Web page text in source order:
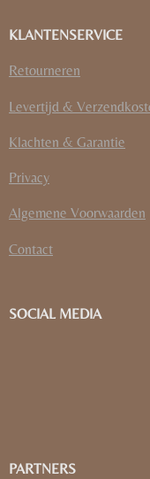
KLANTENSERVICE
Retourneren
Levertijd &
Klachten & Garantie
Privacy
Algemene Voorwaarden
Contact
SOCIAL MEDIA
PARTNERS